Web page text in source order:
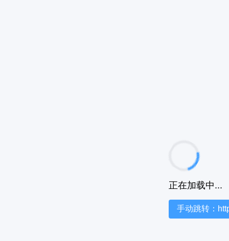
正在加载中...
手动跳转：